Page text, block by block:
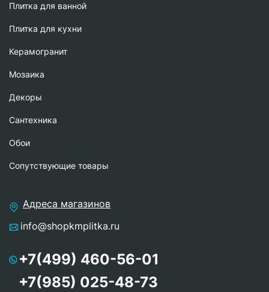
Плитка для ванной
Плитка для кухни
Керамогранит
Мозаика
Декоры
Сантехника
Обои
Сопутствующие товары
Адреса магазинов
info@shopkmplitka.ru
+7(499) 460-56-01
+7(985) 025-48-73